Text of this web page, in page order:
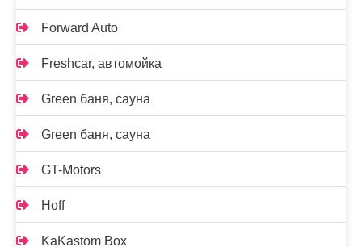
Forward Auto
Freshcar, автомойка
Green баня, сауна
Green баня, сауна
GT-Motors
Hoff
KaKastom Box